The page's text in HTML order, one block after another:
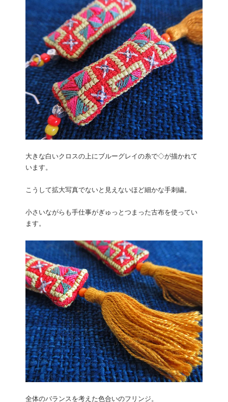
大きな白いクロスの上にブルーグレイの糸で◇が描かれて
います。
こうして拡大写真でないと見えないほど細かな手刺繍。
小さいながらも手仕事がぎゅっとつまった古布を使ってい
ます。
全体のバランスを考えた色合いのフリンジ。